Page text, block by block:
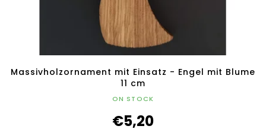
Massivholzornament mit Einsatz - Engel mit Blume
11 cm
ON STOCK
€5,20